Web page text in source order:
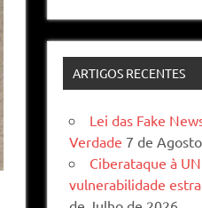
ARTIGOS RECENTES
Lei das Fake
Verdade 7 de
Ciberataque à
vulnerabilidade